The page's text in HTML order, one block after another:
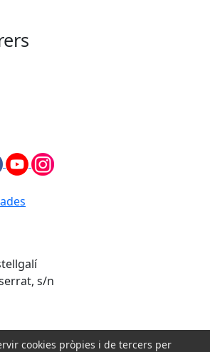
s/n
cookies pròpies i de tercers per